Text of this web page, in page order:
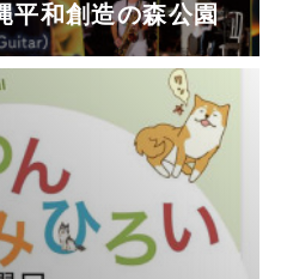
平和創造の森公園